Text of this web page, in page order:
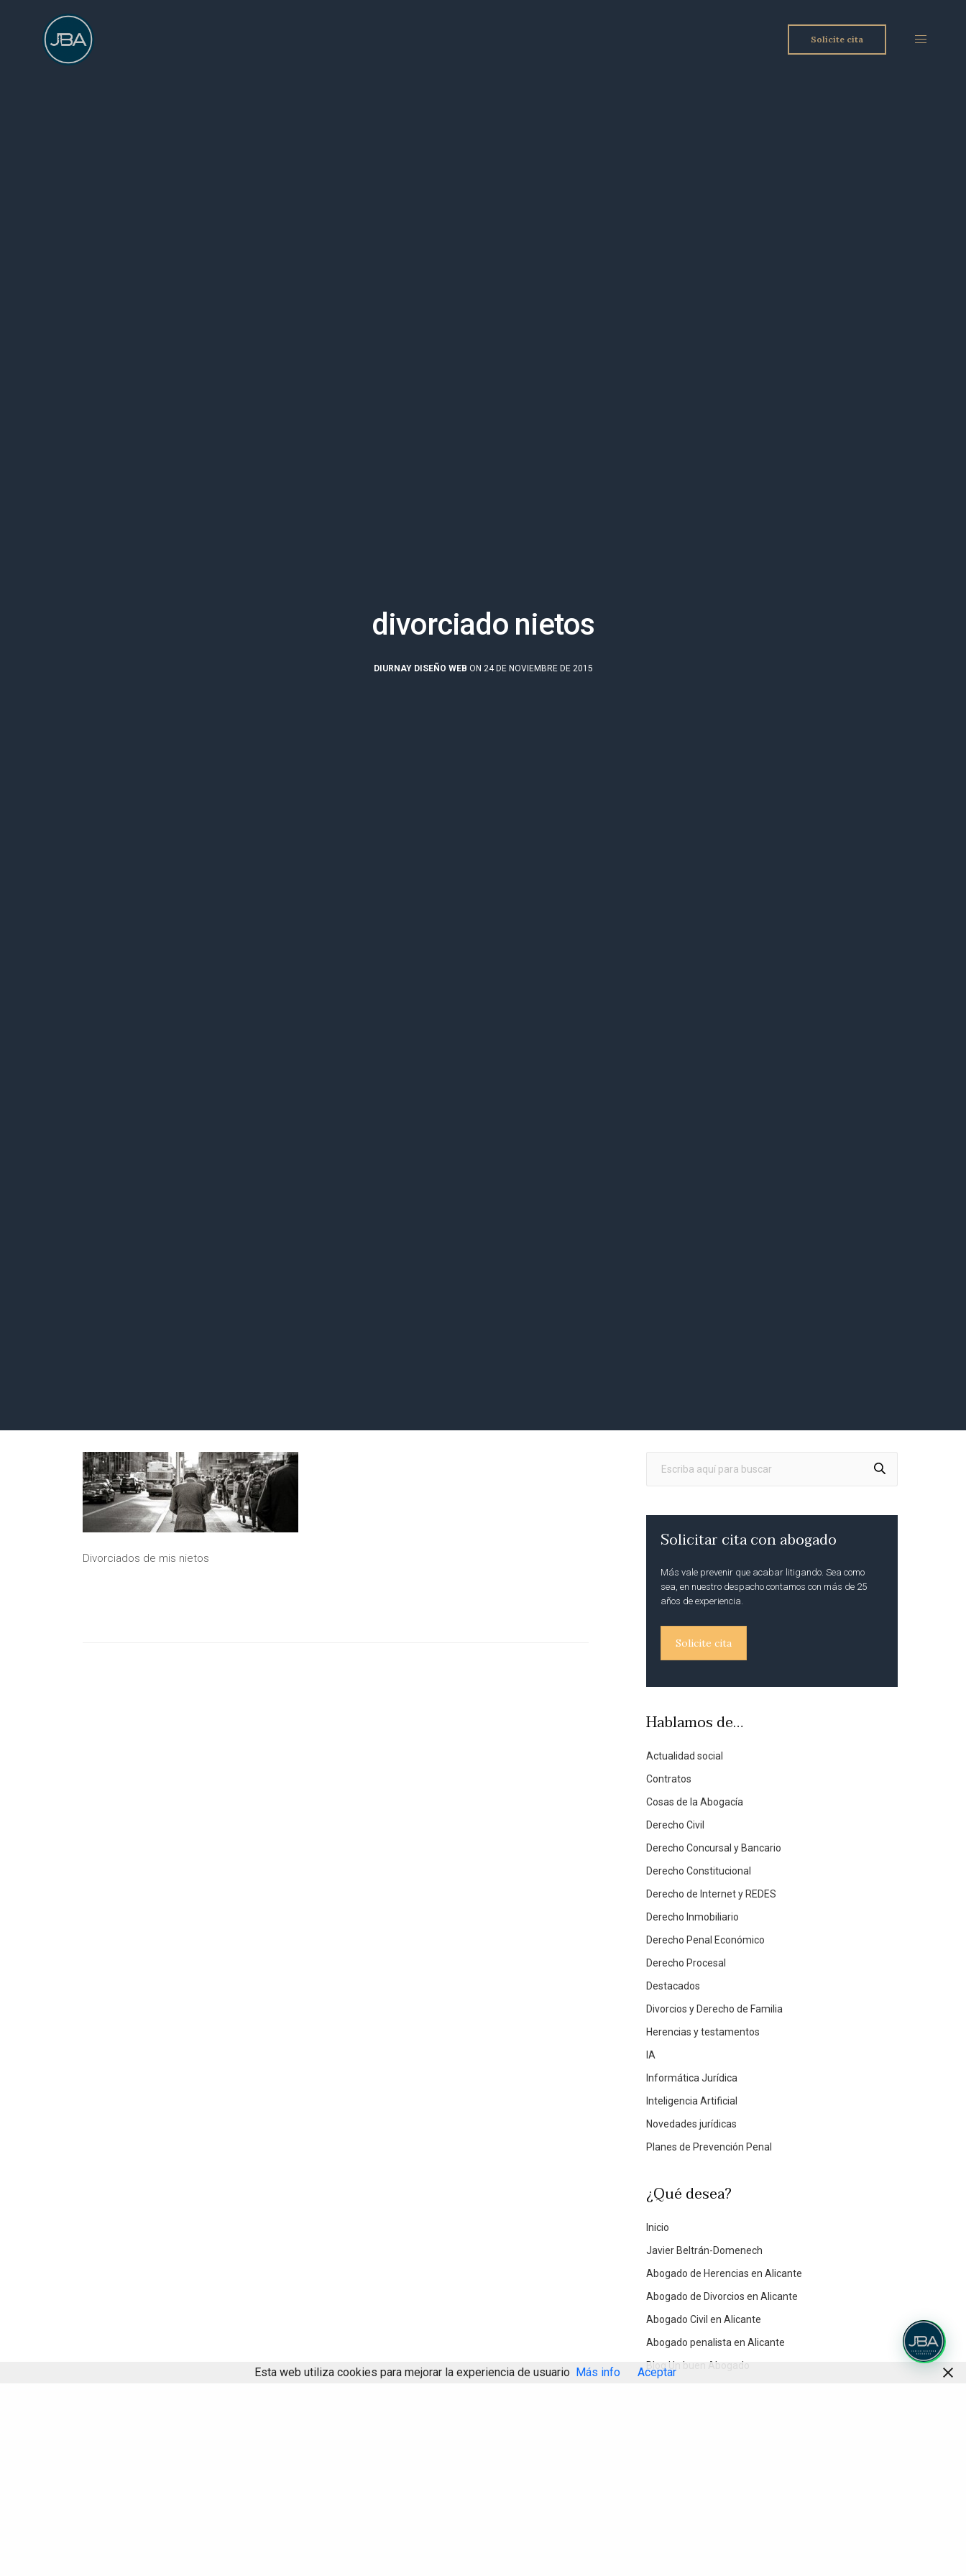
Solicite cita
divorciado nietos
DIURNAY DISEÑO WEB ON 24 DE NOVIEMBRE DE 2015
Divorciados de mis nietos
Solicitar cita con abogado
Más vale prevenir que acabar litigando. Sea como
sea, en nuestro despacho contamos con más de 25
años de experiencia.
Solicite cita
Hablamos de…
Actualidad social
Contratos
Cosas de la Abogacía
Derecho Civil
Derecho Concursal y Bancario
Derecho Constitucional
Derecho de Internet y REDES
Derecho Inmobiliario
Derecho Penal Económico
Derecho Procesal
Destacados
Divorcios y Derecho de Familia
Herencias y testamentos
IA
Informática Jurídica
Inteligencia Artificial
Novedades jurídicas
Planes de Prevención Penal
¿Qué desea?
Inicio
Javier Beltrán-Domenech
Abogado de Herencias en Alicante
Abogado de Divorcios en Alicante
Abogado Civil en Alicante
Abogado penalista en Alicante
Blog Un buen Abogado
Esta web utiliza cookies para mejorar la experiencia de usuario Más info Aceptar